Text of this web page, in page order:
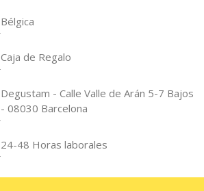
Bélgica
Caja de Regalo
Degustam - Calle Valle de Arán 5-7 Bajos
- 08030 Barcelona
24-48 Horas laborales